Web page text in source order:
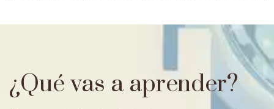
¿Qué vas a aprender?